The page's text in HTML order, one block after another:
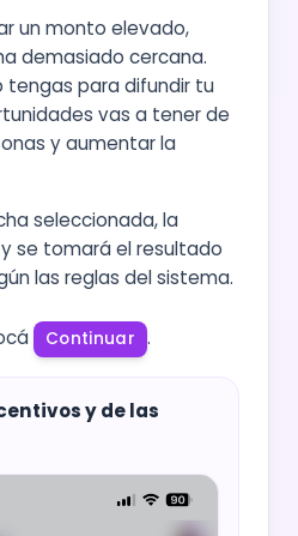
un monto elevado,
demasiado cercana.
para difundir tu
vas a tener de
y aumentar la
seleccionada, la
se tomará el resultado
las reglas del sistema.
Continuar .
y de las